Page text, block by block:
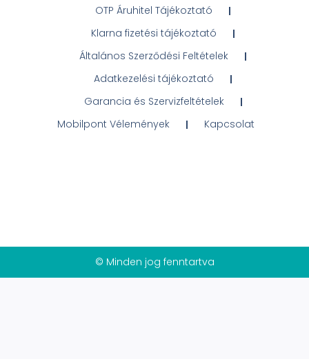
OTP Áruhitel Tájékoztató
Klarna fizetési tájékoztató
Általános Szerződési Feltételek
Adatkezelési tájékoztató
Garancia és Szervizfeltételek
Mobilpont Vélemények
Kapcsolat
© Minden jog fenntartva